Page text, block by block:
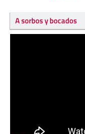
A sorbos y bocados